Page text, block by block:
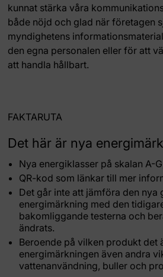
kunnat stärka våra
både nöjd och glad när företagen
myndighetens
den egna personalen eller för att
att handla hållbart.
FAKTARUTA
Det här är nya
Nya energiklasser på skalan A-
QR-kod som länkar till mer
Det går inte att jämföra den nya
energimärkning med den
bakomliggande testerna och
ändrats.
Beroende på vilken produkt det
energimärkningen även andra
vattenanvändning, buller och